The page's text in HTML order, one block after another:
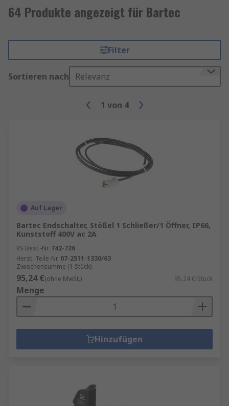
64 Produkte angezeigt für Bartec
Filter
Sortieren nach Relevanz
1 von 4
Auf Lager
Bartec Endschalter, Stößel 1 Schließer/1 Öffner, IP66,
Kunststoff 400V ac 2A
RS Best.-Nr. 742-726
Herst. Teile-Nr. 07-2511-1330/63
Zwischensumme (1 Stück)
95,24 €(ohne MwSt.) 95,24 €/Stück
Menge
Hinzufügen